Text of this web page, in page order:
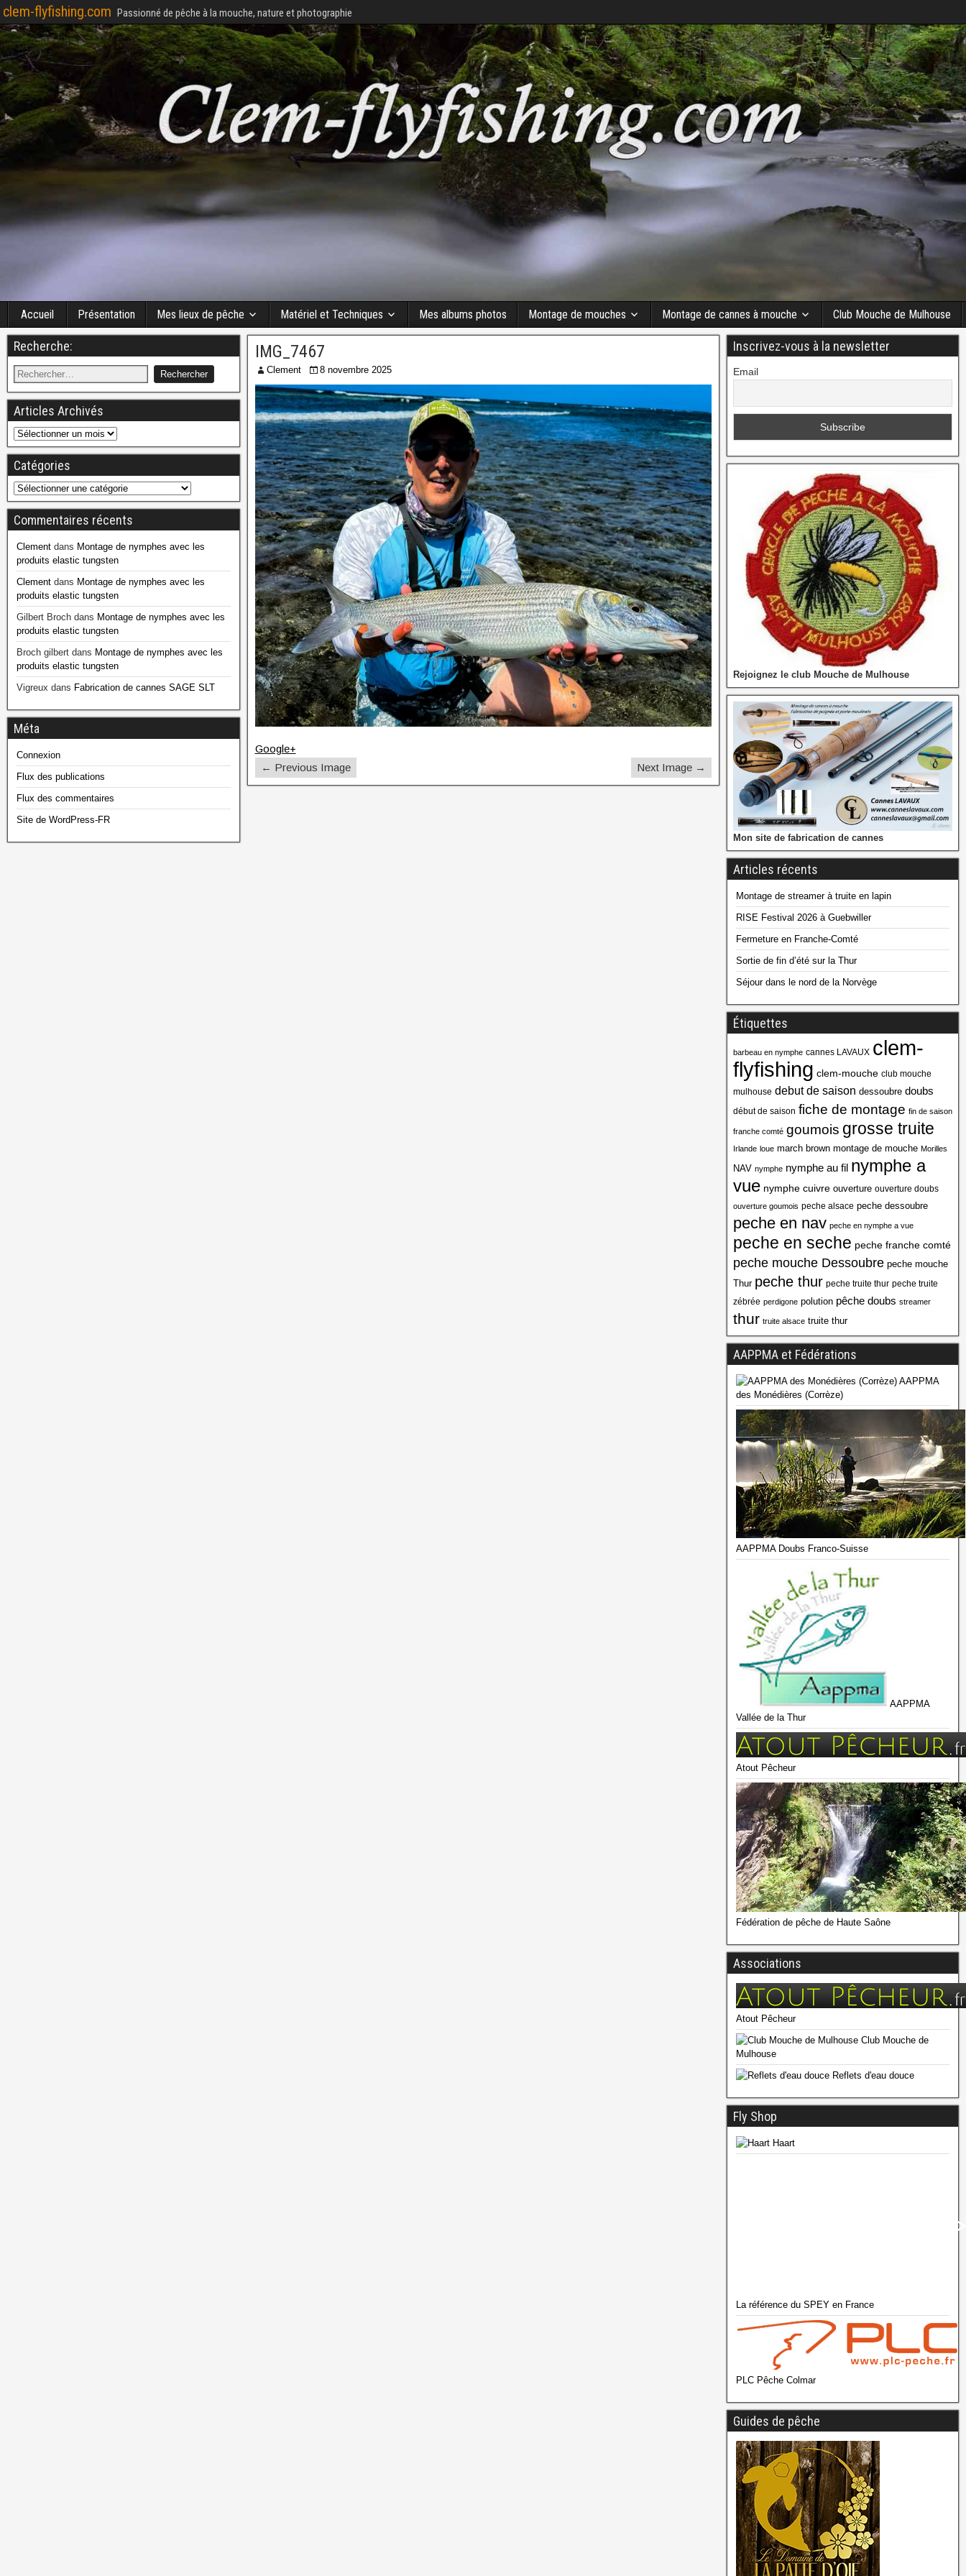
clem-flyfishing.com Passionné de pêche à la mouche, nature et photographie
Accueil Présentation Mes lieux de pêche Matériel et Techniques Mes albums photos Montage de mouches Montage de cannes à mouche Club Mouche de Mulhouse
IMG_7467
Clement 8 novembre 2025
Google+
← Previous Image
Next Image →
Recherche:
Articles Archivés
Catégories
Commentaires récents
Clement dans Montage de nymphes avec les
produits elastic tungsten
Clement dans Montage de nymphes avec les
produits elastic tungsten
Gilbert Broch dans Montage de nymphes avec les
produits elastic tungsten
Broch gilbert dans Montage de nymphes avec les
produits elastic tungsten
Vigreux dans Fabrication de cannes SAGE SLT
Méta
Connexion
Flux des publications
Flux des commentaires
Site de WordPress-FR
Inscrivez-vous à la newsletter
Email
Rejoignez le club Mouche de Mulhouse
Mon site de fabrication de cannes
Articles récents
Montage de streamer à truite en lapin
RISE Festival 2026 à Guebwiller
Fermeture en Franche-Comté
Sortie de fin d’été sur la Thur
Séjour dans le nord de la Norvège
Étiquettes
barbeau en nymphe cannes LAVAUX clem-
flyfishing clem-mouche club mouche
mulhouse debut de saison dessoubre doubs
début de saison fiche de montage fin de saison
franche comté goumois grosse truite
Irlande loue march brown montage de mouche Morilles
NAV nymphe nymphe au fil nymphe a
vue nymphe cuivre ouverture ouverture doubs
ouverture goumois peche alsace peche dessoubre
peche en nav peche en nymphe a vue
peche en seche peche franche comté
peche mouche Dessoubre peche mouche
Thur peche thur peche truite thur peche truite
zébrée perdigone polution pêche doubs streamer
thur truite alsace truite thur
AAPPMA et Fédérations
AAPPMA
des Monédières (Corrèze)
AAPPMA Doubs Franco-Suisse
AAPPMA
Vallée de la Thur
Atout Pêcheur
Fédération de pêche de Haute Saône
Associations
Atout Pêcheur
Club Mouche de
Mulhouse
Reflets d'eau douce
Fly Shop
Haart
La référence du SPEY en France
PLC Pêche Colmar
Guides de pêche